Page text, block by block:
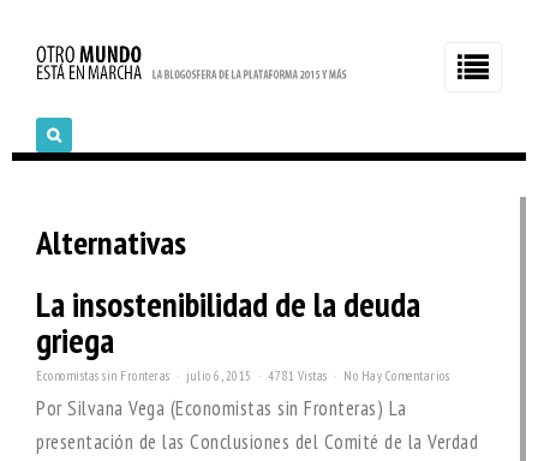
Alternativas
La insostenibilidad de la deuda
griega
Economistas sin Fronteras julio 6, 2015 4781 Vistas No Hay Comentarios
Por Silvana Vega (Economistas sin Fronteras) La
presentación de las Conclusiones del Comité de la Verdad